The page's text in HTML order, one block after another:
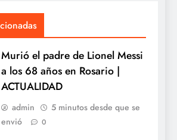
Murió el padre de Lionel Messi
a los 68 años en Rosario |
ACTUALIDAD
admin
5 minutos desde que se
envió
0